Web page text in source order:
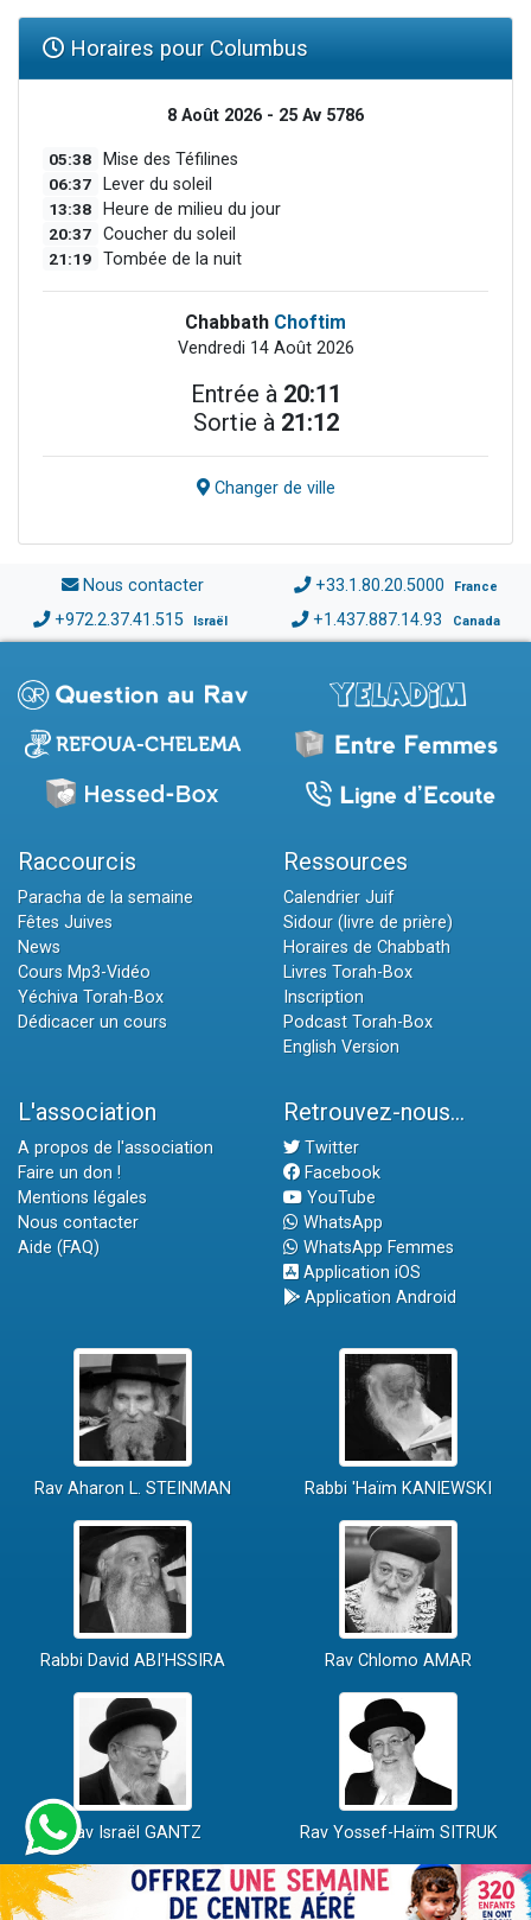
Horaires pour Columbus
8 Août 2026 - 25 Av 5786
05:38 Mise des Téfilines
06:37 Lever du soleil
13:38 Heure de milieu du jour
20:37 Coucher du soleil
21:19 Tombée de la nuit
Chabbath Choftim
Vendredi 14 Août 2026
Entrée à 20:11
Sortie à 21:12
Changer de ville
Nous contacter +33.1.80.20.5000 France
+972.2.37.41.515 Israël +1.437.887.14.93 Canada
Raccourcis
Paracha de la semaine
Fêtes Juives
News
Cours Mp3-Vidéo
Yéchiva Torah-Box
Dédicacer un cours
Ressources
Calendrier Juif
Sidour (livre de prière)
Horaires de Chabbath
Livres Torah-Box
Inscription
Podcast Torah-Box
English Version
L'association
A propos de l'association
Faire un don !
Mentions légales
Nous contacter
Aide (FAQ)
Retrouvez-nous...
Twitter
Facebook
YouTube
WhatsApp
WhatsApp Femmes
Application iOS
Application Android
Rav Aharon L. STEINMAN Rabbi 'Haïm KANIEWSKI
Rabbi David ABI'HSSIRA Rav Chlomo AMAR
Rav Israël GANTZ Rav Yossef-Haïm SITRUK